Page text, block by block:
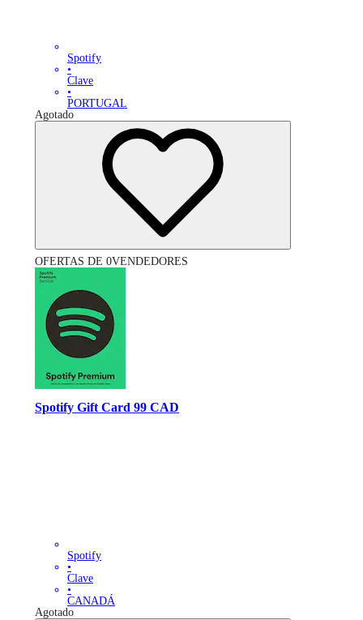
Spotify
•
Clave
•
PORTUGAL
Agotado
OFERTAS DE 0VENDEDORES
Spotify Gift Card 99 CAD
Spotify
•
Clave
•
CANADÁ
Agotado